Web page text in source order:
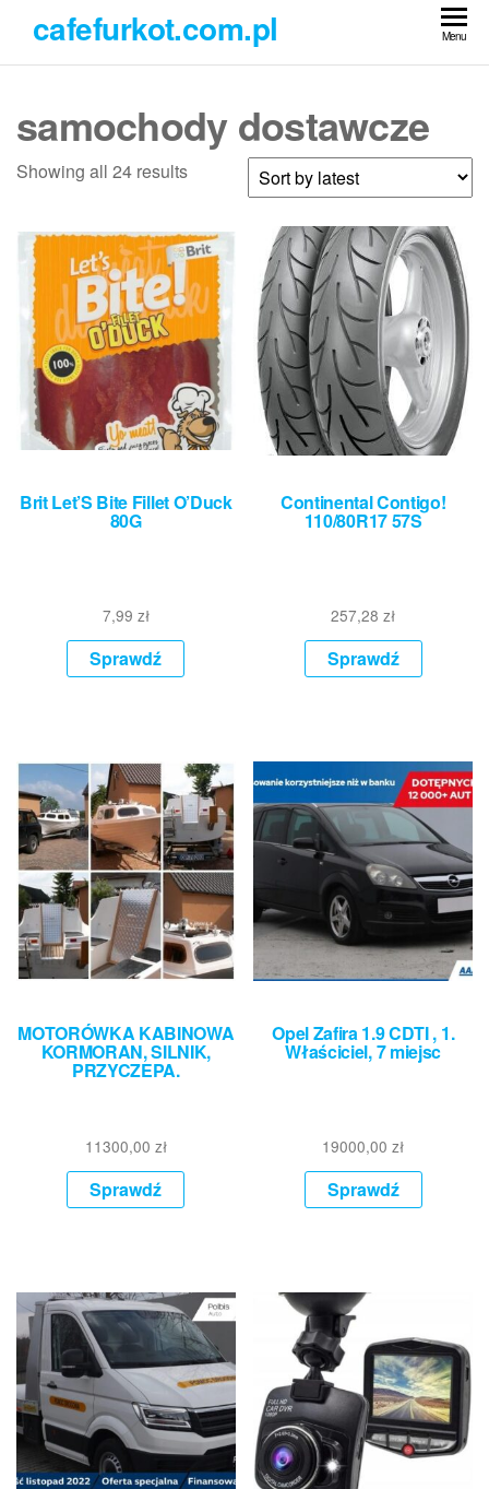
treści
cafefurkot.com.pl Menu
samochody dostawcze
Showing all 24 results
Brit Let’S Bite Fillet O’Duck
80G
7,99 zł
Sprawdź
Continental Contigo!
110/80R17 57S
257,28zł
Sprawdź
MOTORÓWKA KABINOWA
KORMORAN, SILNIK,
PRZYCZEPA.
11300,00 zł
Sprawdź
Opel Zafira 1.9 CDTI , 1.
Właściciel, 7 miejsc
19000,00zł
Sprawdź